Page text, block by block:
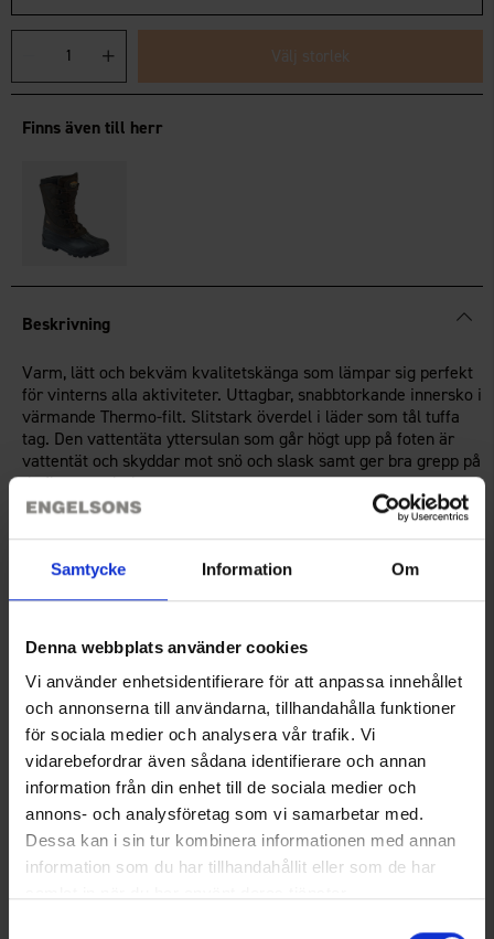
Samtycke Information Om
Denna webbplats använder cookies
Vi använder enhetsidentifierare för att anpassa innehållet
och annonserna till användarna, tillhandahålla funktioner
för sociala medier och analysera vår trafik. Vi
vidarebefordrar även sådana identifierare och annan
information från din enhet till de sociala medier och
annons- och analysföretag som vi samarbetar med.
Dessa kan i sin tur kombinera informationen med annan
information som du har tillhandahållit eller som de har
Välj storlek
Finns även till herr
Beskrivning
Varm, lätt och bekväm kvalitetskänga som lämpar sig perfekt
för vinterns alla aktiviteter. Uttagbar, snabbtorkande innersko i
värmande Thermo-filt. Slitstark överdel i läder som tål tuffa
tag. Den vattentäta yttersulan som går högt upp på foten är
vattentät och skyddar mot snö och slask samt ger bra grepp på
de flesta underlag.
Teknisk specifikation
Recensioner
Du kanske också behöver